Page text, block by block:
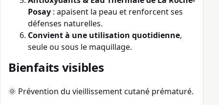
Posay : apaisent la peau et renforcent ses
défenses naturelles.
Convient à une utilisation quotidienne,
seule ou sous le maquillage.
Bienfaits visibles
🌞 Prévention du vieillissement cutané prématuré.